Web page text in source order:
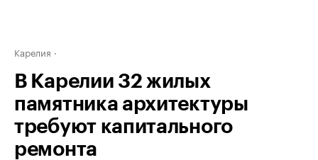
Карелия
В Карелии 32 жилых
памятника архитектуры
требуют капитального
ремонта